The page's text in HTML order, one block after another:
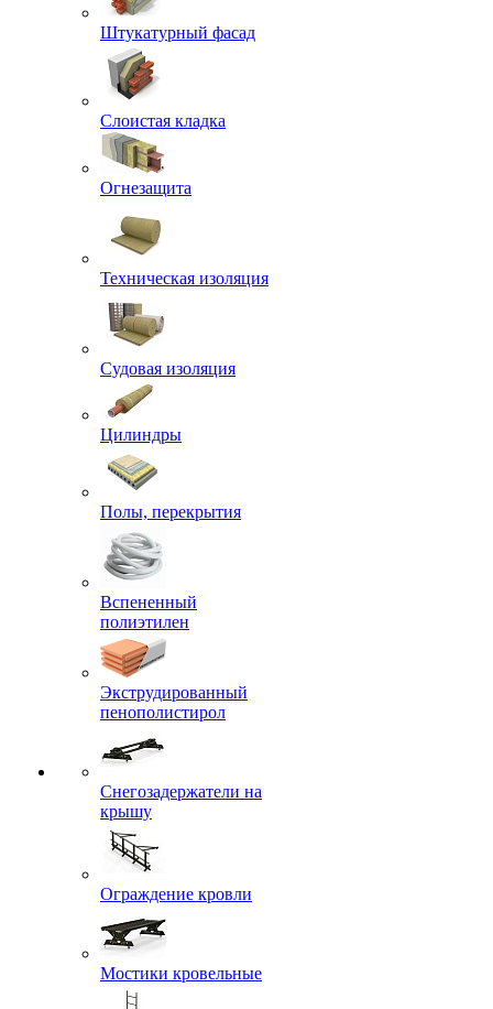
Штукатурный фасад
Слоистая кладка
Огнезащита
Техническая изоляция
Судовая изоляция
Цилиндры
Полы, перекрытия
Вспененный
полиэтилен
Экструдированный
пенополистирол
Снегозадержатели на
крышу
Ограждение кровли
Мостики кровельные